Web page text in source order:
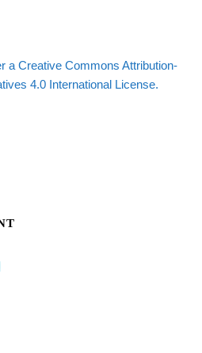
a Creative Commons Attribution-
4.0 International License.